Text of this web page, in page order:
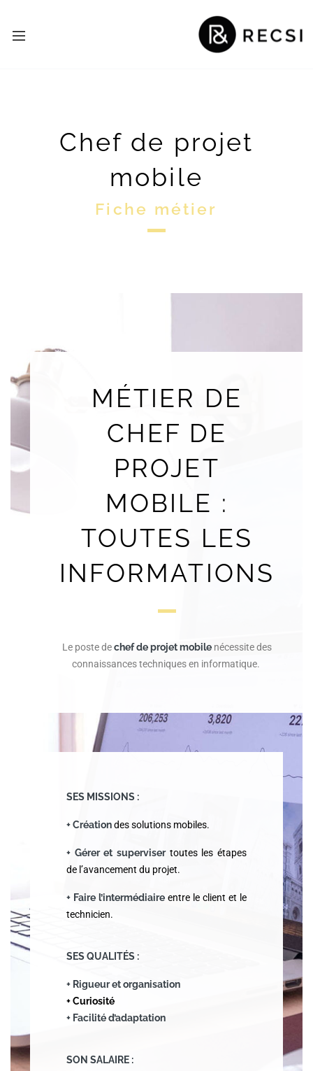
Chef de projet
mobile
Fiche métier
MÉTIER DE
CHEF DE
PROJET
MOBILE :
TOUTES LES
INFORMATIONS
Le poste dechef de projet mobilenécessite des
connaissances techniques en informatique.
SES MISSIONS :
+ Créationdes solutions mobiles.
+ Gérer et superviser toutes les étapes
de l’avancement du projet.
+ Faire l’intermédiaireentre le client et le
technicien.
SES QUALITÉS :
+ Rigueur et organisation
+ Curiosité
+ Facilité d’adaptation
SON SALAIRE :